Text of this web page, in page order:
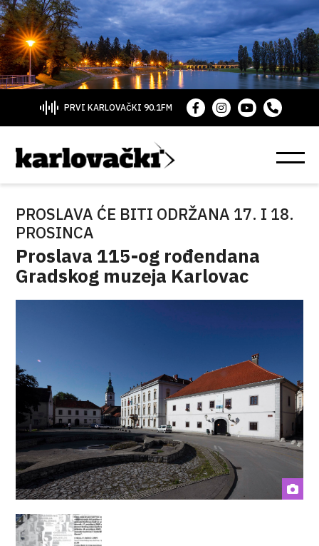
PRVI KARLOVAČKI 90.1FM
PROSLAVA ĆE BITI ODRŽANA 17. I 18.
PROSINCA
Proslava 115-og rođendana
Gradskog muzeja Karlovac